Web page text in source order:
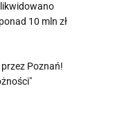
10 mln zł
Poznań!